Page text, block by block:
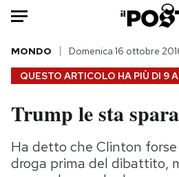
HOME
Italia
Politica
QUESTO ARTICOLO HA PIÙ DI 9
MONDO Domenica 16 ottobre
Trump le sta
Ha detto che Clinton
droga prima del dibattito,